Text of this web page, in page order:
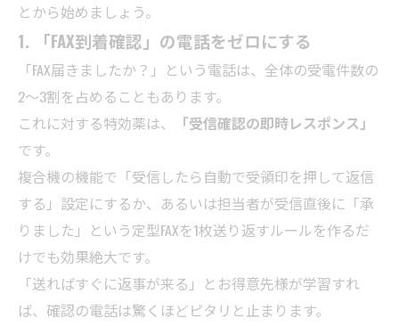
とから始めましょう。
1. 「FAX到着確認」の電話をゼロにする
「FAX届きましたか？」という電話は、全体の受電件数の
2〜3割を占めることもあります。
これに対する特効薬は、
「受信確認の即時レスポンス」
です。
複合機の機能で「受信したら自動で受領印を押して返信
する」設定にするか、あるいは担当者が受信直後に「承
りました」という定型FAXを1枚送り返すルールを作るだ
けでも効果絶大です。
「送ればすぐに返事が来る」とお得意先様が学習すれ
ば、確認の電話は驚くほどピタリと止まります。